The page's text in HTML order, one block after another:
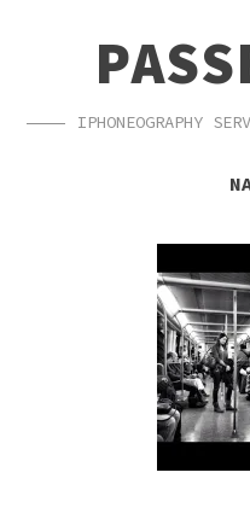
NAVIGATION
IPHONEOGRAPHY